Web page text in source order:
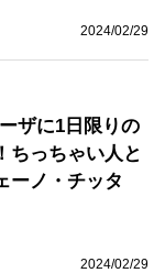
2024/02/29
ザに1日限りの
ちっちゃい人と
ーノ・チッタ
2024/02/29